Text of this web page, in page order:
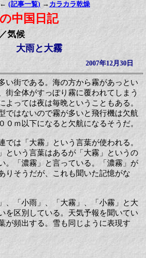
← (記事一覧) → カラカラ乾燥
中国日記
気候
大雨と大霧
2007年12月30日
い街である。海の方から霧があっとい
街全体がすっぽり霧に覆われてしまう
よっては夜は毎晩ということもある。
ではないので霧が多いと飛行機は欠航
０ｍ以下になると欠航になるそうだ。
では「大霧」という言葉が使われる。
という言葉はあるが「大霧」というの
。「濃霧」と言っている。「濃霧」が
りそうだが、これも聞いた記憶がな
、「小雨」、「大霧」、「小霧」と大
を区別している。天気予報を聞いてい
が頻出する。雪も同じように表現す